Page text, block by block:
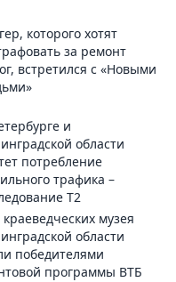
которого хотят
за ремонт
встретился с «Новыми
и
области
потребление
трафика –
T2
музея
области
победителями
программы ВТБ